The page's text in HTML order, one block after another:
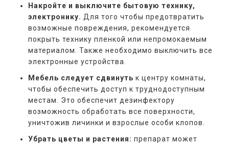
Накройте и выключите бытовую технику,
электронику. Для того чтобы предотвратить
возможные повреждения, рекомендуется
покрыть технику пленкой или непромокаемым
материалом. Также необходимо выключить все
электронные устройства.
Мебель следует сдвинуть к центру комнаты,
чтобы обеспечить доступ к труднодоступным
местам. Это обеспечит дезинфектору
возможность обработать все поверхности,
уничтожив личинки и взрослые особи клопов.
Убрать цветы и растения: препарат может